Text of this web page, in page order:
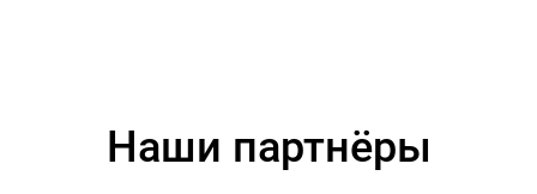
Наши партнёры